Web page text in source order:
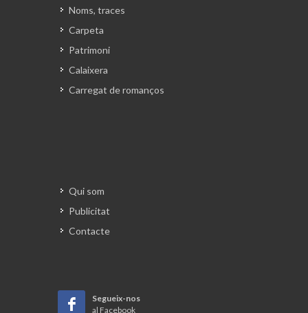
Noms, traces
Carpeta
Patrimoni
Calaixera
Carregat de romanços
Qui som
Publicitat
Contacte
Segueix-nos
al Facebook